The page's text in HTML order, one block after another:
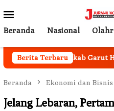
ke
kontenMobile
Beranda Nasional
Berita Terbaru
Nasional, Pemkab Garut
Beranda Ekonomi dan Bisnis
Jelang Lebaran,